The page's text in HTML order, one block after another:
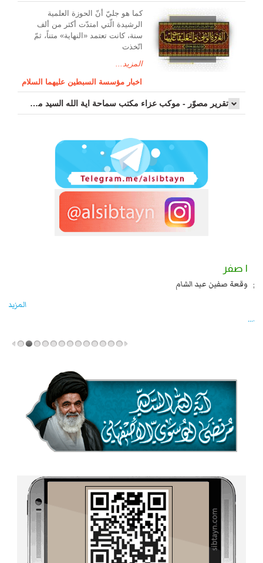
کما هو جليّ أنّ الحوزة العلمیة
الرشیدة الّتي امتدّت أكثر من ألف
سنة، كانت تعتمد «النهاية» متناً، ثمّ
اتّخذت
المزيد...
اخبار مؤسسة السبطين عليهما السلام
تقرير مصوّر - موكب عزاء مکتب سماحة اية الله السيد مرتضى الموسوي الاصفهاني في يوم إستشهاد السيدة فاطم...
يزيد شهادة زيد بن علي بن الحسين عليهما السلام قتل صاحب الزنج